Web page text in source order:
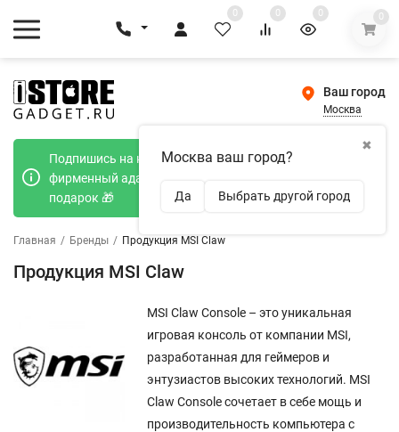
0 0 0 0
Ваш город
Москва
✖
Москва ваш город?
Да Выбрать другой город
Подпишись на наш телеграмм канал и получи
фирменный адаптер Type-C 20W при покупке в
подарок 🎁
Главная / Бренды / Продукция MSI Claw
Продукция MSI Claw
MSI Claw Console – это уникальная
игровая консоль от компании MSI,
разработанная для геймеров и
энтузиастов высоких технологий. MSI
Claw Console сочетает в себе мощь и
производительность компьютера с